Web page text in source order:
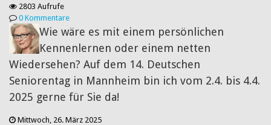
2803 Aufrufe
0 Kommentare
Wie wäre es mit einem persönlichen
Kennenlernen oder einem netten
Wiedersehen? Auf dem 14. Deutschen
Seniorentag in Mannheim bin ich vom 2.4. bis 4.4.
2025 gerne für Sie da!
Mittwoch, 26. März 2025